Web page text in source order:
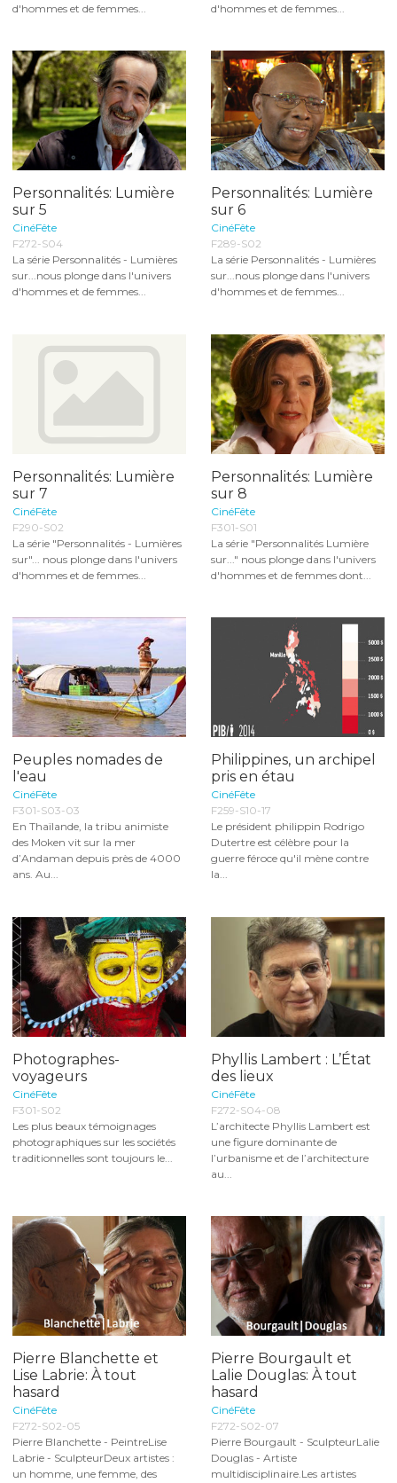
d'hommes et de femmes...
d'hommes et de femmes...
Personnalités: Lumière
sur 5
CinéFête
F272-S04
La série Personnalités - Lumières
sur...nous plonge dans l'univers
d'hommes et de femmes...
Personnalités: Lumière
sur 6
CinéFête
F289-S02
La série Personnalités - Lumières
sur...nous plonge dans l'univers
d'hommes et de femmes...
Personnalités: Lumière
sur 7
CinéFête
F290-S02
La série "Personnalités - Lumières
sur"... nous plonge dans l'univers
d'hommes et de femmes...
Personnalités: Lumière
sur 8
CinéFête
F301-S01
La série "Personnalités Lumière
sur..." nous plonge dans l'univers
d'hommes et de femmes dont...
Peuples nomades de
l'eau
CinéFête
F301-S03-03
En Thaïlande, la tribu animiste
des Moken vit sur la mer
d’Andaman depuis près de 4000
ans. Au...
Philippines, un archipel
pris en étau
CinéFête
F259-S10-17
Le président philippin Rodrigo
Dutertre est célèbre pour la
guerre féroce qu'il mène contre
la...
Photographes-
voyageurs
CinéFête
F301-S02
Les plus beaux témoignages
photographiques sur les sociétés
traditionnelles sont toujours le...
Phyllis Lambert : L’État
des lieux
CinéFête
F272-S04-08
L’architecte Phyllis Lambert est
une figure dominante de
l’urbanisme et de l’architecture
au...
Pierre Blanchette et
Lise Labrie: À tout
hasard
CinéFête
F272-S02-05
Pierre Blanchette - PeintreLise
Labrie - SculpteurDeux artistes :
un homme, une femme, des
Pierre Bourgault et
Lalie Douglas: À tout
hasard
CinéFête
F272-S02-07
Pierre Bourgault - SculpteurLalie
Douglas - Artiste
multidisciplinaire.Les artistes